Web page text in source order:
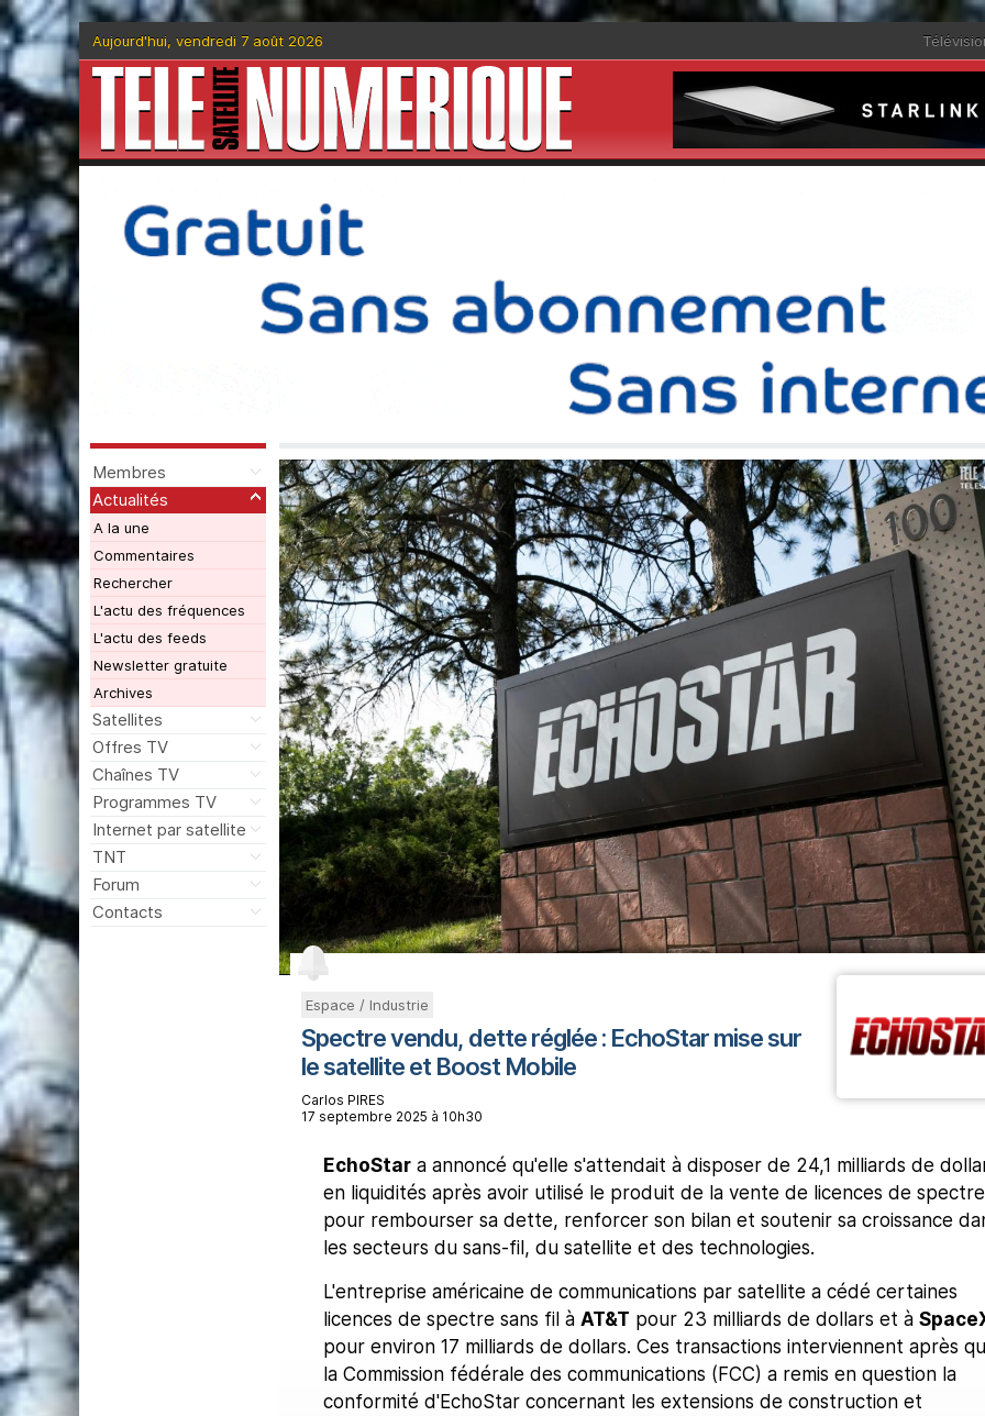
Aujourd'hui, vendredi 7 août 2026
Membres
Actualités
A la une
Commentaires
Rechercher
L'actu des fréquences
L'actu des feeds
Newsletter gratuite
Archives
Satellites
Offres TV
Chaînes TV
Programmes TV
Internet par satellite
TNT
Forum
Contacts
Espace / Industrie
Spectre vendu, dette réglée : EchoStar mise sur
le satellite et Boost Mobile
Carlos PIRES
17 septembre 2025 à 10h30
EchoStara annoncé qu'elle s'attendait à disposer de 24,1 milliards de
en liquidités après avoir utilisé le produit de la vente de licences de spectre
pour rembourser sa dette, renforcer son bilan et soutenir sa croissance
les secteurs du sans-fil, du satellite et des technologies.
L'entreprise américaine de communications par satellite a cédé certaines
licences de spectre sans fil à AT&T pour 23 milliards de dollars et à
pour environ 17 milliards de dollars. Ces transactions interviennent après
la Commission fédérale des communications (FCC) a remis en question la
conformité d'EchoStar concernant les extensions de construction et